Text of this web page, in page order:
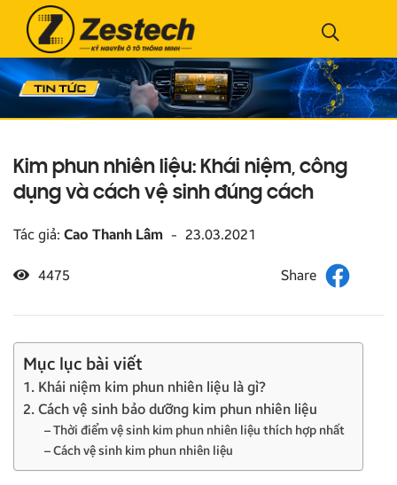
Kim phun nhiên liệu: Khái niệm, công
dụng và cách vệ sinh đúng cách
Tác giả: Cao Thanh Lâm - 23.03.2021
4475
Mục lục bài viết
1. Khái niệm kim phun nhiên liệu là gì?
2. Cách vệ sinh bảo dưỡng kim phun nhiên liệu
– Thời điểm vệ sinh kim phun nhiên liệu thích hợp nhất
– Cách vệ sinh kim phun nhiên liệu